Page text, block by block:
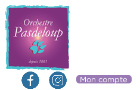
Mon compte